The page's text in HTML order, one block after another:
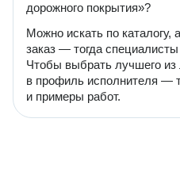
дорожного покрытия»?
Можно искать по каталогу,
заказ — тогда
Чтобы выбрать лучшего из
в профиль исполнителя —
и примеры работ.